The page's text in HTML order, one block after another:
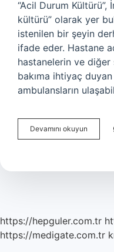
“Acil Durum
kültürü” olarak yer
istenilen bir şeyin
ifade eder. Hastane
hastanelerin ve diğer
bakıma ihtiyaç
ambulansların
Devamını okuyun
Nedir
https://hepguler.com.tr
https://medigate.com.tr